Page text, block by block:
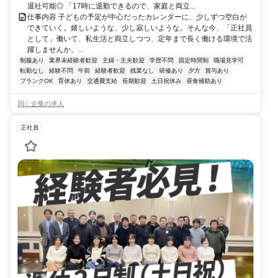
退社可能◎ 「17時に退勤できるので、家庭と両立...
仕事内容 子どもの予定が中心だったカレンダーに、少しずつ空白が
できていく。嬉しいような、少し寂しいような。そんな今、「正社員
として」働いて、私生活と両立しつつ、定年まで長く働ける環境で活
躍しませんか。...
制服あり 業界未経験者歓迎 主婦・主夫歓迎 学歴不問 固定時間制
職場見学可
転勤なし
経験不問 午前 経験者歓迎 残業なし 研修あり 夕方
賞与あり
ブランクOK
育休あり 交通費支給 長期歓迎 土日祝休み 昼食補助あり
同じ企業の求人
正社員